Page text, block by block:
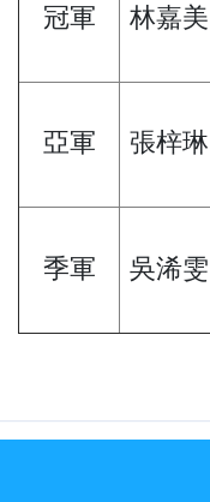
冠軍 林嘉美
亞軍 張梓琳
季軍 吳浠雯